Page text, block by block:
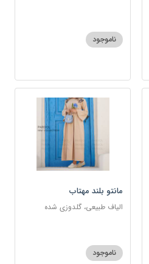
ناموجود
مانتو بلند مهتاب
الیاف طبیعی، گلدوزی شده
ناموجود